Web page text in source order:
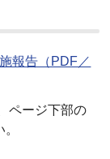
報告（PDF／
ページ下部の